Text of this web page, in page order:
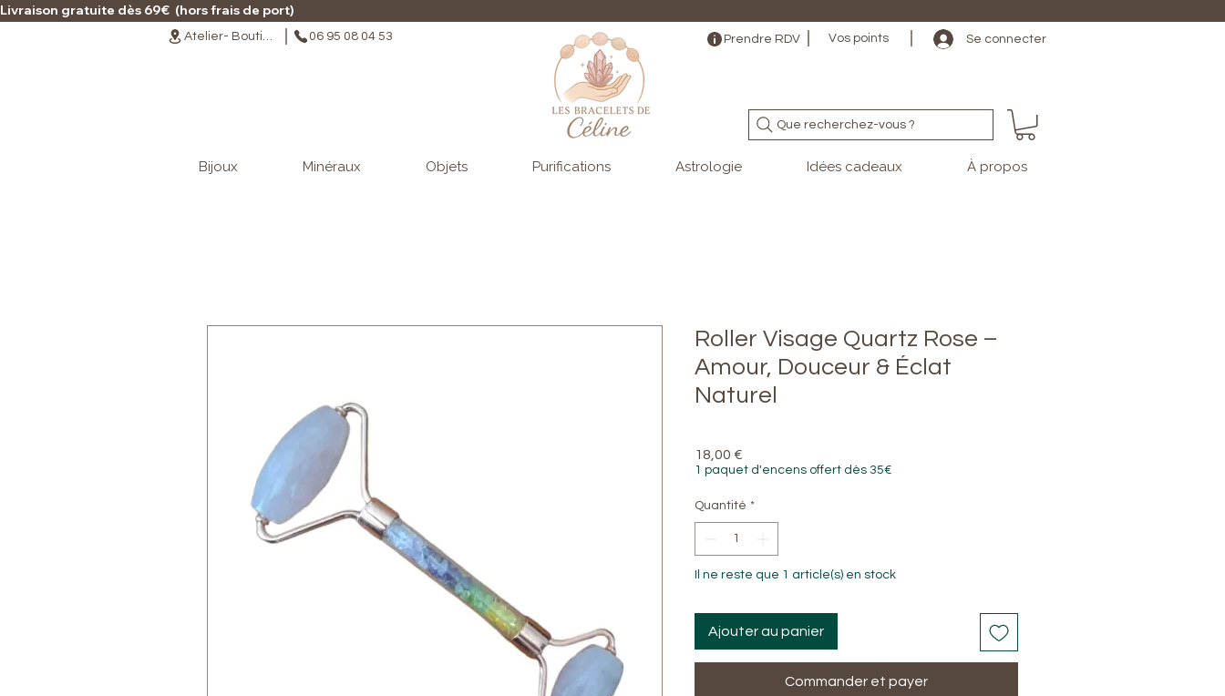
Livraison gratuite dès 69€  (hors frais de
06 95 08 04 53 Prendre RDV Vos points Se connecter
Que recherchez-vous ?
Bijoux Minéraux Objets Purifications Astrologie Idées cadeaux À propos
Roller Visage Quartz Rose –
Amour, Douceur & Éclat
Naturel
18,00 €
1 paquet d'encens offert dès 35€
Quantité *
Il ne reste que 1 article(s) en stock
Ajouter au panier
Commander et payer